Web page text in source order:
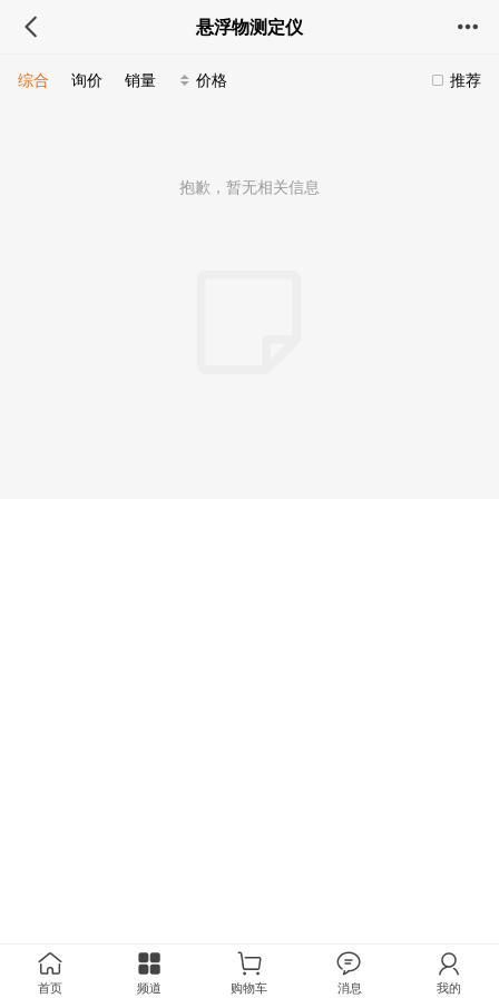
悬浮物测定仪
推荐
综合 询价 销量 价格
抱歉，暂无相关信息
首页 频道 购物车 消息 我的